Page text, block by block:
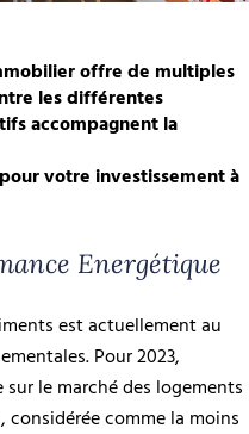
offre de multiples
les différentes
accompagnent la
votre investissement à
Energétique
est actuellement au
Pour 2023,
le marché des logements
comme la moins